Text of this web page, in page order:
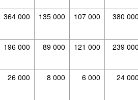
364 000 135 000 107 000 380
196 000 89 000 121 000 239
26 000 8 000 6 000 24